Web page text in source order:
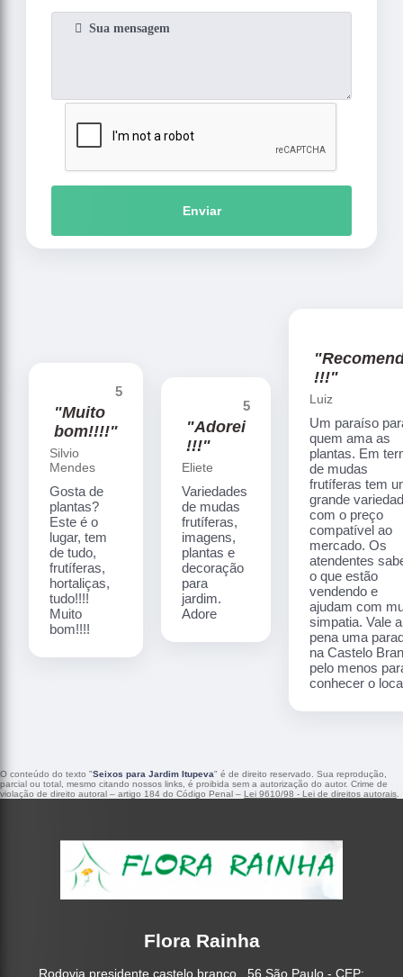
Enviar
5
"Muito
bom!!!!"
Silvio
Mendes
Gosta de
plantas?
Este é o
lugar, tem
de tudo,
frutíferas,
hortaliças,
tudo!!!!
Muito
bom!!!!
5
"Adorei
!!!"
Eliete
Variedades
de mudas
frutíferas,
imagens,
plantas e
decoração
para
jardim.
Adore
!!!"
Luiz
Um paraíso
quem ama as
plantas. Em
de mudas
frutíferas tem
grande
com o preço
compatível ao
mercado. Os
atendentes
o que estão
vendendo e
ajudam com
simpatia. Vale a
pena uma
na Castelo
pelo menos
conhecer o
O conteúdo do texto "Seixos para Jardim Itupeva" é de direito reservado. Sua reprodução,
parcial ou total, mesmo citando nossos links, é proibida sem a autorização do autor. Crime de
violação de direito autoral – artigo 184 do Código Penal – Lei 9610/98 - Lei de direitos autorais
Flora Rainha
Rodovia presidente castelo branco , 56 São Paulo - CEP: